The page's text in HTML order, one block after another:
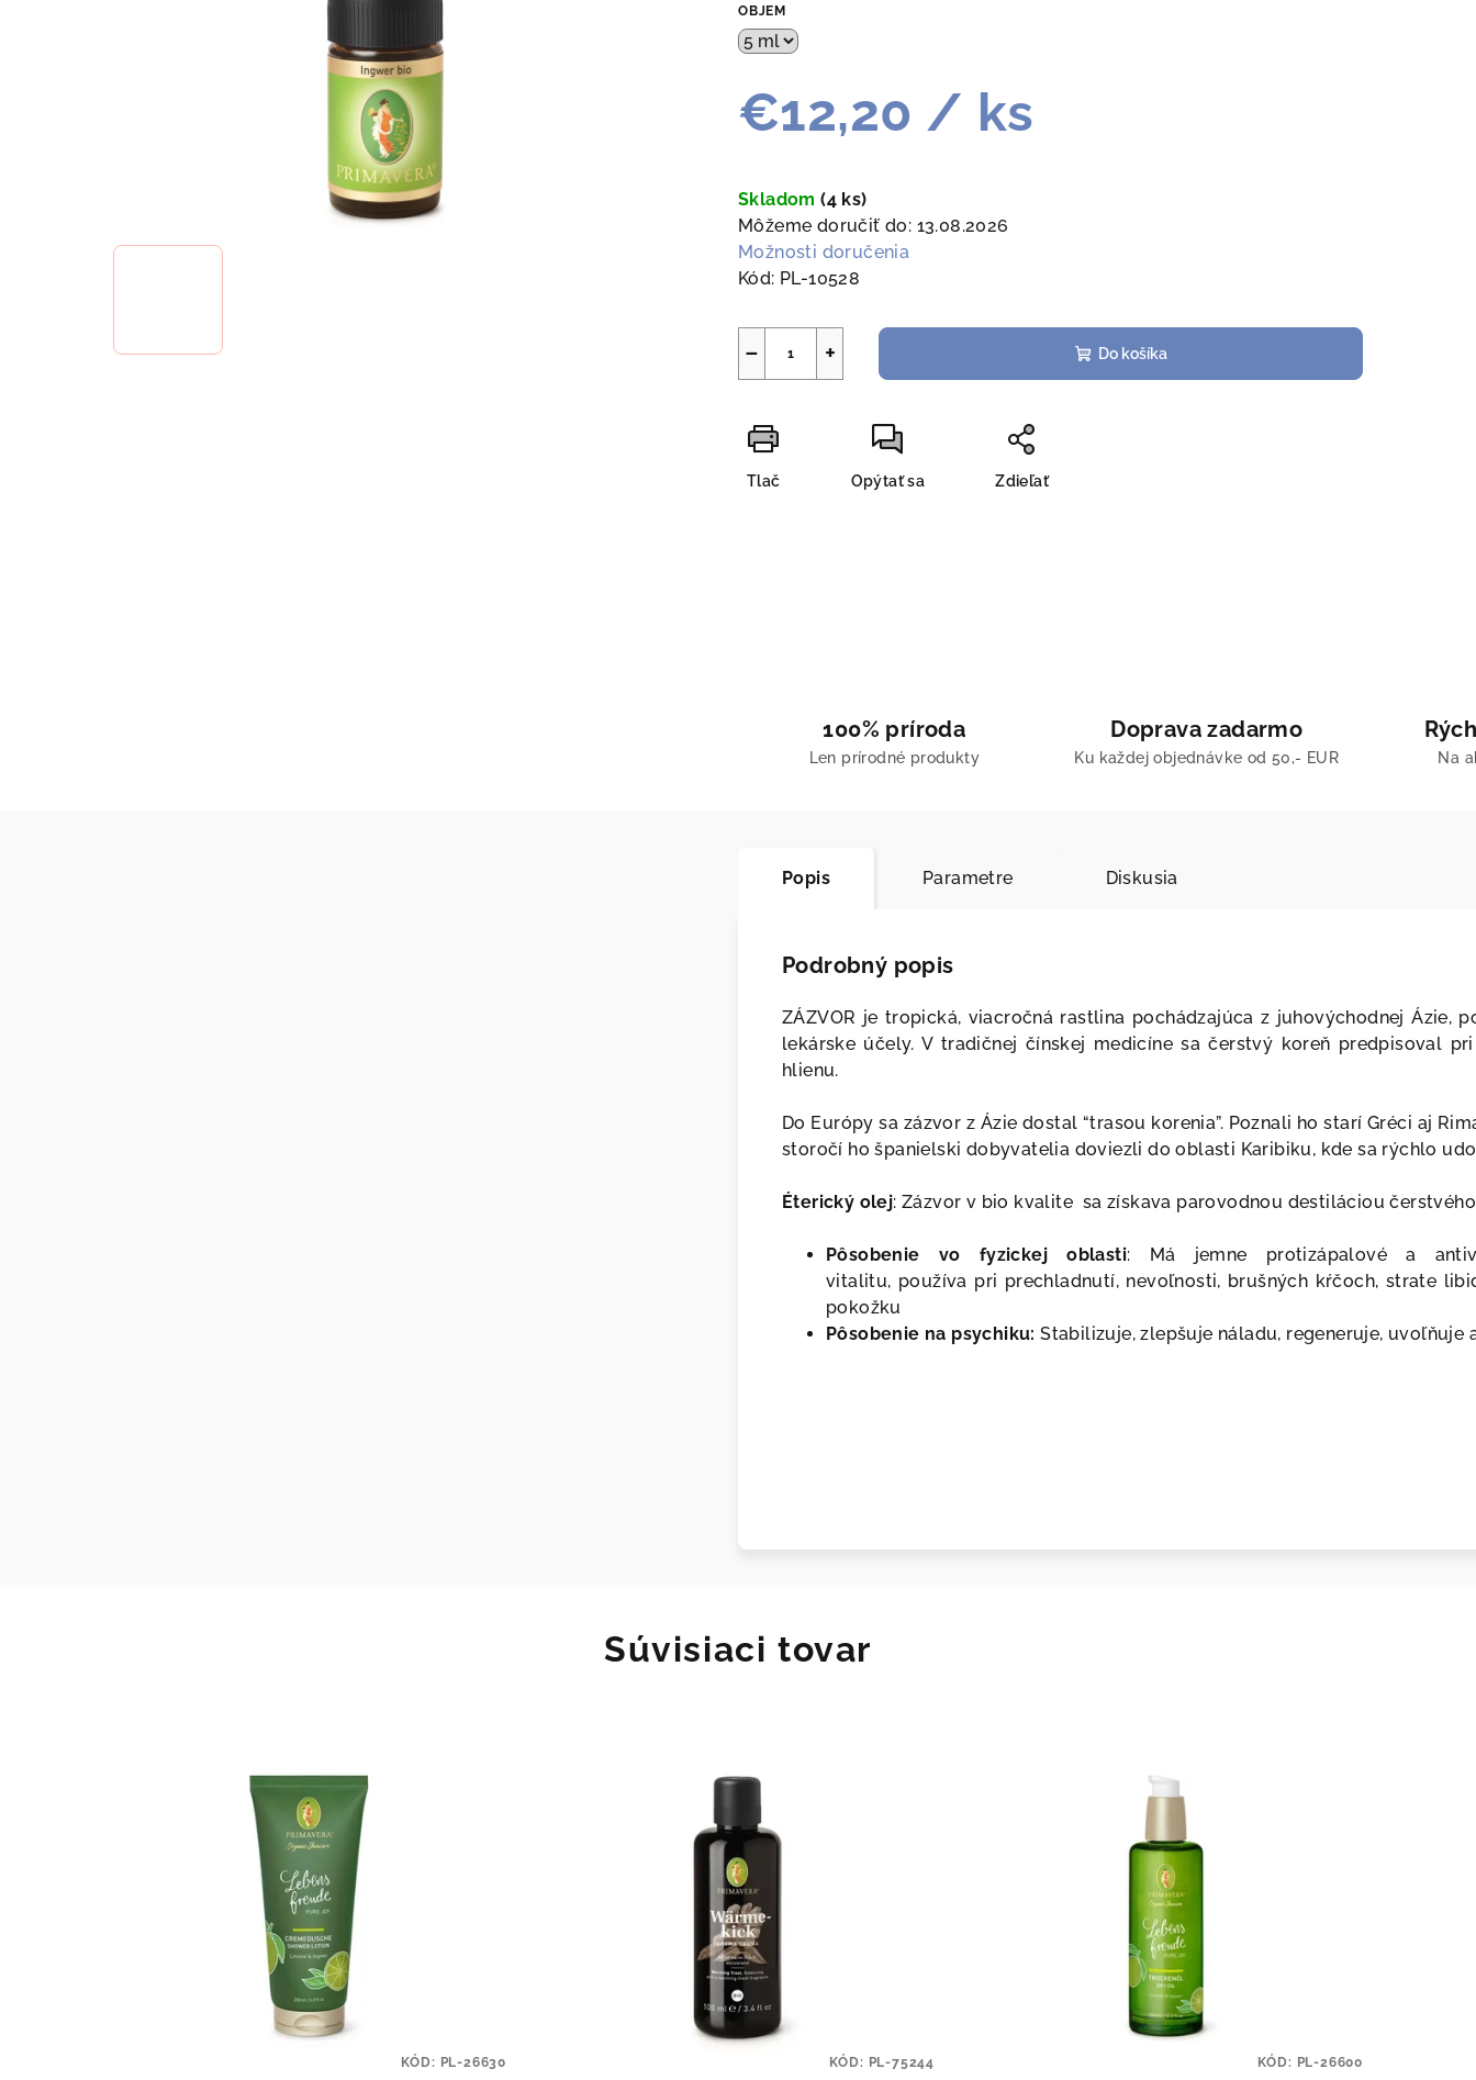
OBJEM
€12,20 / ks
cena:
Skladom(4 ks)
Môžeme doručiť do: 13.08.2026
Možnosti doručenia
Kód: PL-10528
+
− Do košíka
Tlač Opýtať sa Zdieľať
100% príroda
Len prírodné produkty
Doprava zadarmo
Ku každej objednávke od 50,- EUR Na
Popis Parametre Diskusia
Podrobný popis
ZÁZVOR je tropická, viacročná rastlina pochádzajúca z juhovýchodnej Ázie,
lekárske účely. V tradičnej čínskej medicíne sa čerstvý koreň predpisoval
hlienu.
Do Európy sa zázvor z Ázie dostal “trasou korenia”. Poznali ho starí Gréci aj
storočí ho španielski dobyvatelia doviezli do oblasti Karibiku, kde sa rýchlo
Éterický olej: Zázvor v bio kvalite sa získava parovodnou destiláciou
Pôsobenie vo fyzickej oblasti: Má jemne protizápalové a
vitalitu, používa pri prechladnutí, nevoľnosti, brušných kŕčoch, strate
pokožku
Pôsobenie na psychiku:Stabilizuje, zlepšuje náladu, regeneruje, uvoľňuje
Súvisiaci tovar
KÓD: PL-26630 KÓD: PL-75244 KÓD: PL-26600